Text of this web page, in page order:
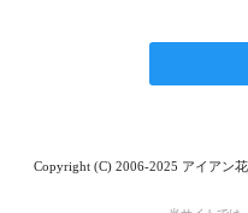
Copyright (C) 2006-2025 アイアン